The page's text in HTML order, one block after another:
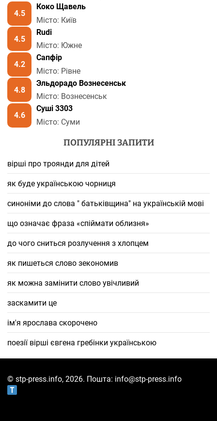
4.5
Коко Щавель
Місто: Київ
4.5
Rudi
Місто: Южне
4.2
Сапфір
Місто: Рівне
4.8
Эльдорадо Вознесенськ
Місто: Вознесенськ
4.6
Суші 3303
Місто: Суми
ПОПУЛЯРНІ ЗАПИТИ
вірші про троянди для дітей
як буде українською чорниця
синоніми до слова " батьківщина" на українській мові
що означає фраза «спіймати облизня»
до чого сниться розлучення з хлопцем
як пишеться слово зекономив
як можна замінити слово увічливий
заскамити це
ім'я ярослава скорочено
поезії вірші євгена гребінки українською
© stp-press.info, 2026. Пошта: info@stp-press.info